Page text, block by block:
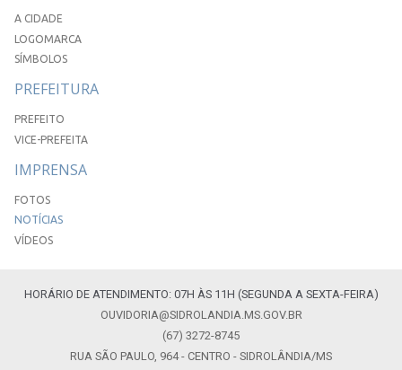
A CIDADE
LOGOMARCA
SÍMBOLOS
PREFEITURA
PREFEITO
VICE-PREFEITA
IMPRENSA
FOTOS
NOTÍCIAS
VÍDEOS
HORÁRIO DE ATENDIMENTO: 07H ÀS 11H (SEGUNDA A SEXTA-FEIRA)
OUVIDORIA@SIDROLANDIA.MS.GOV.BR
(67) 3272-8745
RUA SÃO PAULO, 964 - CENTRO - SIDROLÂNDIA/MS